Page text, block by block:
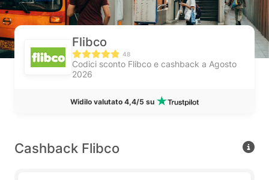
Flibco
48
Codici sconto Flibco e cashback a Agosto
2026
Widilo valutato 4,4/5 su
Cashback Flibco